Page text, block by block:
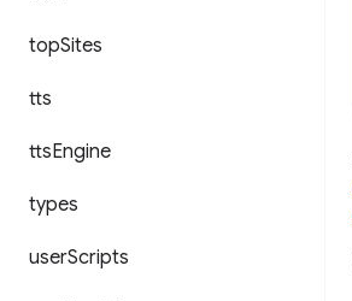
topSites
tts
ttsEngine
types
userScripts